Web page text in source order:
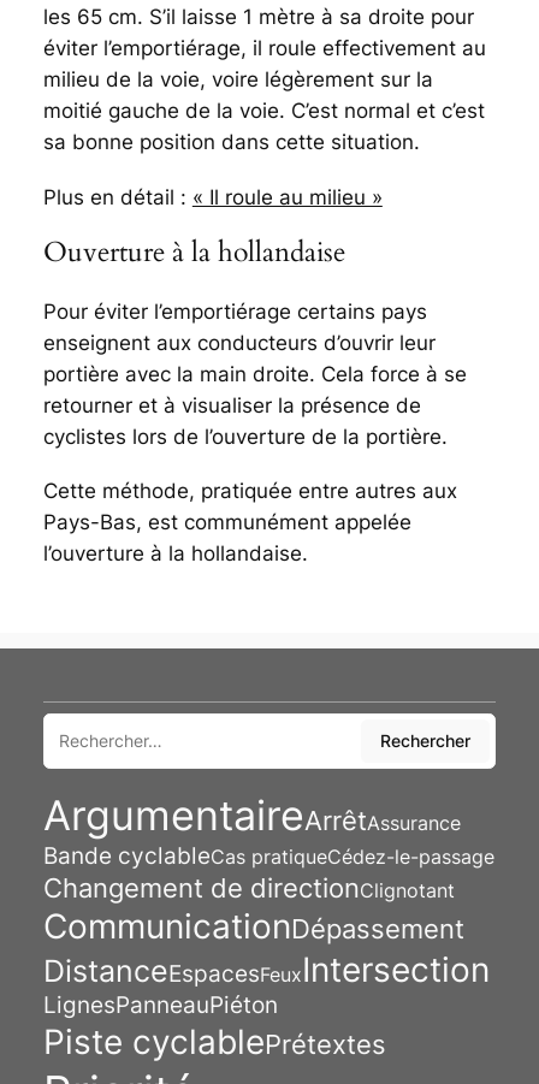
les 65 cm. S’il laisse 1 mètre à sa droite pour
éviter l’emportiérage, il roule effectivement au
milieu de la voie, voire légèrement sur la
moitié gauche de la voie. C’est normal et c’est
sa bonne position dans cette situation.
Plus en détail : « Il roule au milieu »
Ouverture à la hollandaise
Pour éviter l’emportiérage certains pays
enseignent aux conducteurs d’ouvrir leur
portière avec la main droite. Cela force à se
retourner et à visualiser la présence de
cyclistes lors de l’ouverture de la portière.
Cette méthode, pratiquée entre autres aux
Pays-Bas, est communément appelée
l’ouverture à la hollandaise.
Rechercher
Rechercher
ArgumentaireArrêtAssurance
Bande cyclableCas pratiqueCédez-le-passage
Changement de directionClignotant
CommunicationDépassement
DistanceEspacesFeuxIntersection
LignesPanneauPiéton
Piste cyclablePrétextes